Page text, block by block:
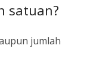
satuan?
jumlah